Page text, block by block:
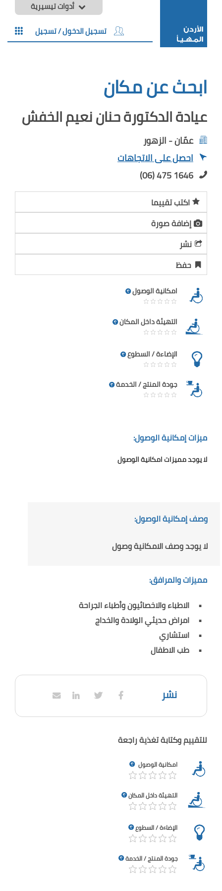
أدوات تيسيرية
تسجيل الدخول / تسجيل
ابحث عن مكان
عيادة الدكتورة حنان نعيم الخفش
عمّان - الزهور
احصل على الاتجاهات
(06) 475 1646
اكتب تقييما
إضافة صورة
نشر
حفظ
امكانية الوصول
التهيئة داخل المكان
الإضاءة / السطوع
جودة المنتج / الخدمة
ميزات إمكانية الوصول:
لا يوجد مميزات امكانية الوصول
وصف إمكانية الوصول:
لا يوجد وصف الامكانية وصول
مميزات والمرافق:
الاطباء والاخصائيون وأطباء الجراحة
امراض حديثي الولادة والخداج
استشاري
طب الاطفال
نشر
للتقييم وكتابة تغذية راجعة
امكانية الوصول
التهيئة داخل المكان
الإضاءة / السطوع
جودة المنتج / الخدمة